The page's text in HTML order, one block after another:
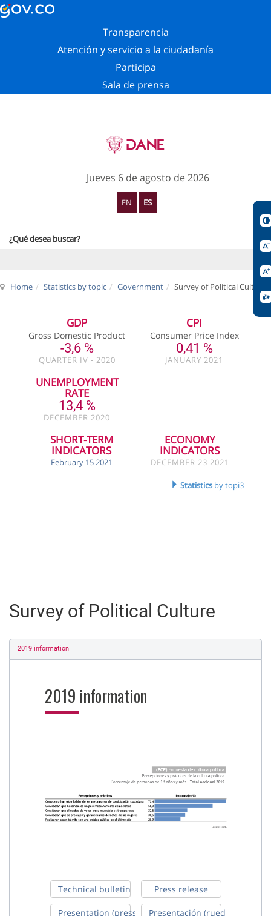
Transparencia
Atención y servicio a la ciudadanía
Participa
Sala de prensa
Jueves 6 de agosto de 2026
EN ES
¿Qué desea buscar?
Home Statistics by topic Government Survey of Political Culture
GDP
Gross Domestic Product
-3,6 %
QUARTER IV - 2020
CPI
Consumer Price Index
0,41 %
JANUARY 2021
UNEMPLOYMENT
RATE
13,4 %
DECEMBER 2020
SHORT-TERM
INDICATORS
February 15 2021
ECONOMY
INDICATORS
DECEMBER 23 2021
Statistics by topi3
Survey of Political Culture
2019 information
2019 information
Technical bulletin Press release
Presentation (press conference)Presentación (rueda de